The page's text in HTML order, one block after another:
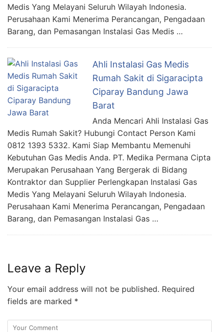
Medis Yang Melayani Seluruh Wilayah Indonesia.
Perusahaan Kami Menerima Perancangan, Pengadaan
Barang, dan Pemasangan Instalasi Gas Medis …
Ahli Instalasi Gas Medis
Rumah Sakit di Sigaracipta
Ciparay Bandung Jawa
Barat
Anda Mencari Ahli Instalasi Gas
Medis Rumah Sakit? Hubungi Contact Person Kami
0812 1393 5332. Kami Siap Membantu Memenuhi
Kebutuhan Gas Medis Anda. PT. Medika Permana Cipta
Merupakan Perusahaan Yang Bergerak di Bidang
Kontraktor dan Supplier Perlengkapan Instalasi Gas
Medis Yang Melayani Seluruh Wilayah Indonesia.
Perusahaan Kami Menerima Perancangan, Pengadaan
Barang, dan Pemasangan Instalasi Gas …
Leave a Reply
Your email address will not be published. Required
fields are marked *